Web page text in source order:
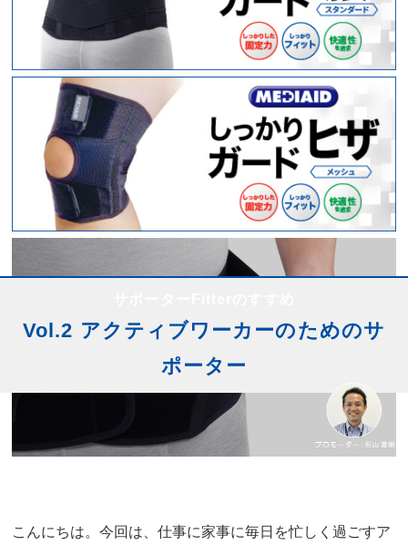
Vol.2 アクティブワーカーのためのサ
ポーター
こんにちは。今回は、仕事に家事に毎日を忙しく過ごすア